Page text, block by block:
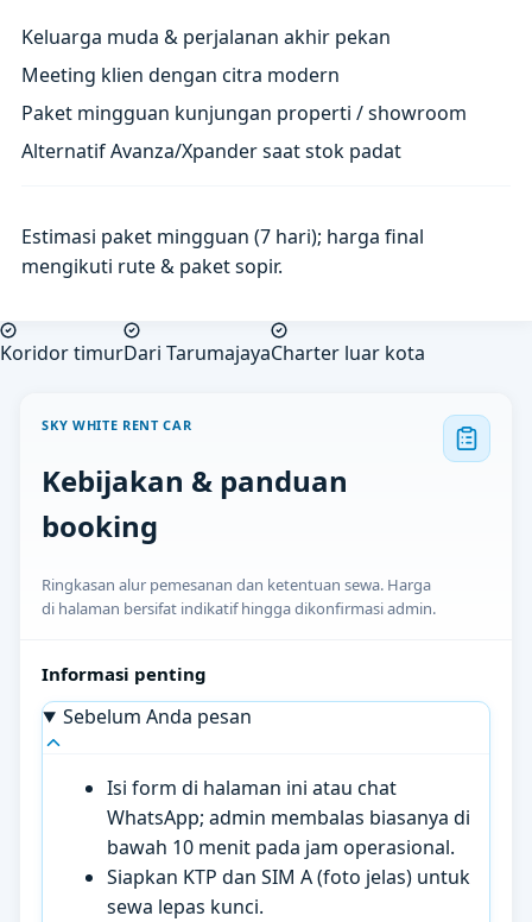
Keluarga muda & perjalanan akhir pekan
Meeting klien dengan citra modern
Paket mingguan kunjungan properti / showroom
Alternatif Avanza/Xpander saat stok padat
Estimasi paket mingguan (7 hari); harga final
mengikuti rute & paket sopir.
Koridor timurDari TarumajayaCharter luar kota
SKY WHITE RENT CAR
Kebijakan & panduan
booking
Ringkasan alur pemesanan dan ketentuan sewa. Harga
di halaman bersifat indikatif hingga dikonfirmasi admin.
Informasi penting
Sebelum Anda pesan
Isi form di halaman ini atau chat
WhatsApp; admin membalas biasanya di
bawah 10 menit pada jam operasional.
Siapkan KTP dan SIM A (foto jelas) untuk
sewa lepas kunci.